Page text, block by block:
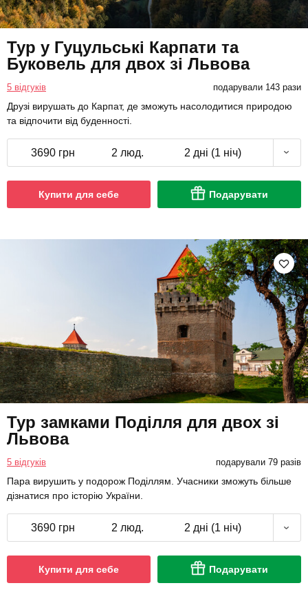
Тур у Гуцульські Карпати та
Буковель для двох зі Львова
5 відгуків подарували 143 рази
Друзі вирушать до Карпат, де зможуть насолодитися природою
та відпочити від буденності.
3690 грн 2 люд. 2 дні (1 ніч)
Купити для себе Подарувати
Тур замками Поділля для двох зі
Львова
5 відгуків подарували 79 разів
Пара вирушить у подорож Поділлям. Учасники зможуть більше
дізнатися про історію України.
3690 грн 2 люд. 2 дні (1 ніч)
Купити для себе Подарувати